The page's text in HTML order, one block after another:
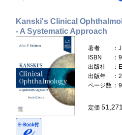
Kanski's Clinical
- A Systematic Approach
著者
：
ISBN
出版社
：
出版年
：
ページ数 ：
定価